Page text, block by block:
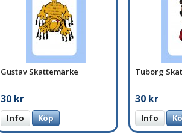
Gustav Skattemärke
30 kr
Info Köp
Tuborg
30 kr
Info